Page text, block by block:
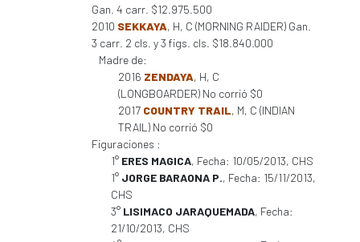
Gan. 4 carr. $12.975.500
2010 SEKKAYA, H, C (MORNING RAIDER) Gan.
3 carr. 2 cls. y 3 figs. cls. $18.840.000
Madre de:
2016 ZENDAYA, H, C
(LONGBOARDER) No corrió $0
2017 COUNTRY TRAIL, M, C (INDIAN
TRAIL) No corrió $0
Figuraciones :
1° ERES MAGICA, Fecha: 10/05/2013, CHS
1° JORGE BARAONA P., Fecha: 15/11/2013,
CHS
3° LISIMACO JARAQUEMADA, Fecha:
21/10/2013, CHS